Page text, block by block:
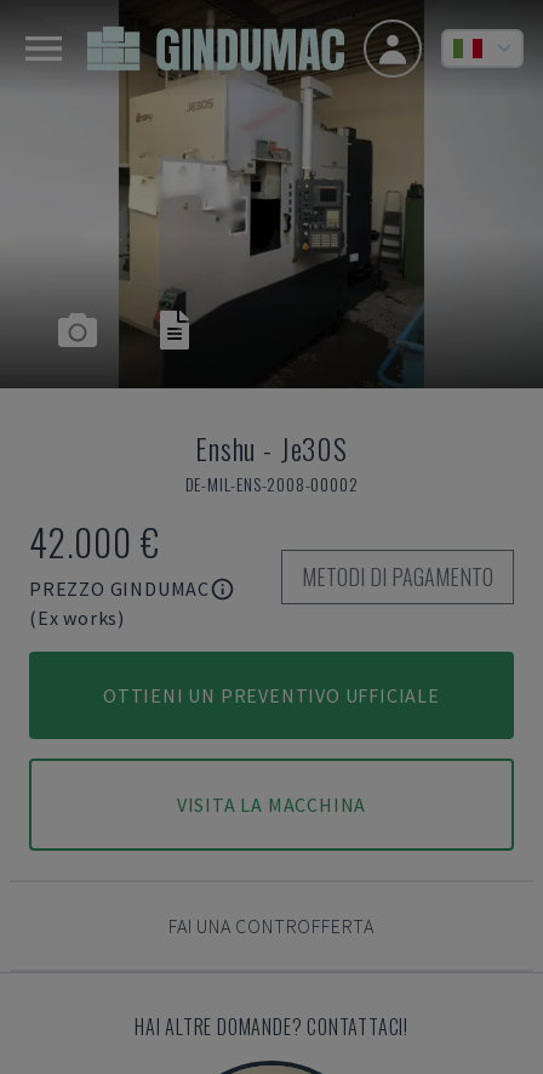
Enshu - Je30S
DE-MIL-ENS-2008-00002
42.000 €
PREZZO GINDUMAC
(Ex works)
METODI DI PAGAMENTO
OTTIENI UN PREVENTIVO UFFICIALE
VISITA LA MACCHINA
FAI UNA CONTROFFERTA
HAI ALTRE DOMANDE? CONTATTACI!